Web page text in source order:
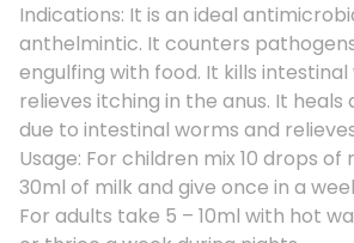
Indications: It is an ideal
anthelmintic. It counters
engulfing with food. It kills
relieves itching in the anus. It heals
due to intestinal worms and
Usage: For children mix 10 drops of
30ml of milk and give once in a
For adults take 5 – 10ml with hot